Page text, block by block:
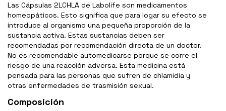
Las Cápsulas 2LCHLA de Labolife son medicamentos
homeopáticos. Esto significa que para logar su efecto se
introduce al organismo una pequeña proporción de la
sustancia activa. Estas sustancias deben ser
recomendadas por recomendación directa de un doctor.
No es recomendable automedicarse porque se corre el
riesgo de una reacción adversa. Esta medicina está
pensada para las personas que sufren de chlamidia y
otras enfermedades de trasmisión sexual.
Composición